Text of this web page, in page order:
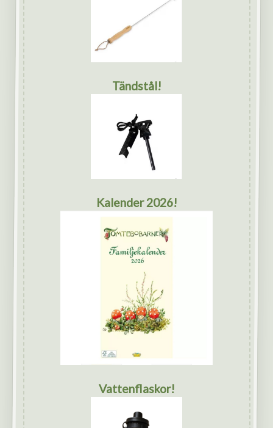
Tändstål!
Kalender 2026!
Vattenflaskor!